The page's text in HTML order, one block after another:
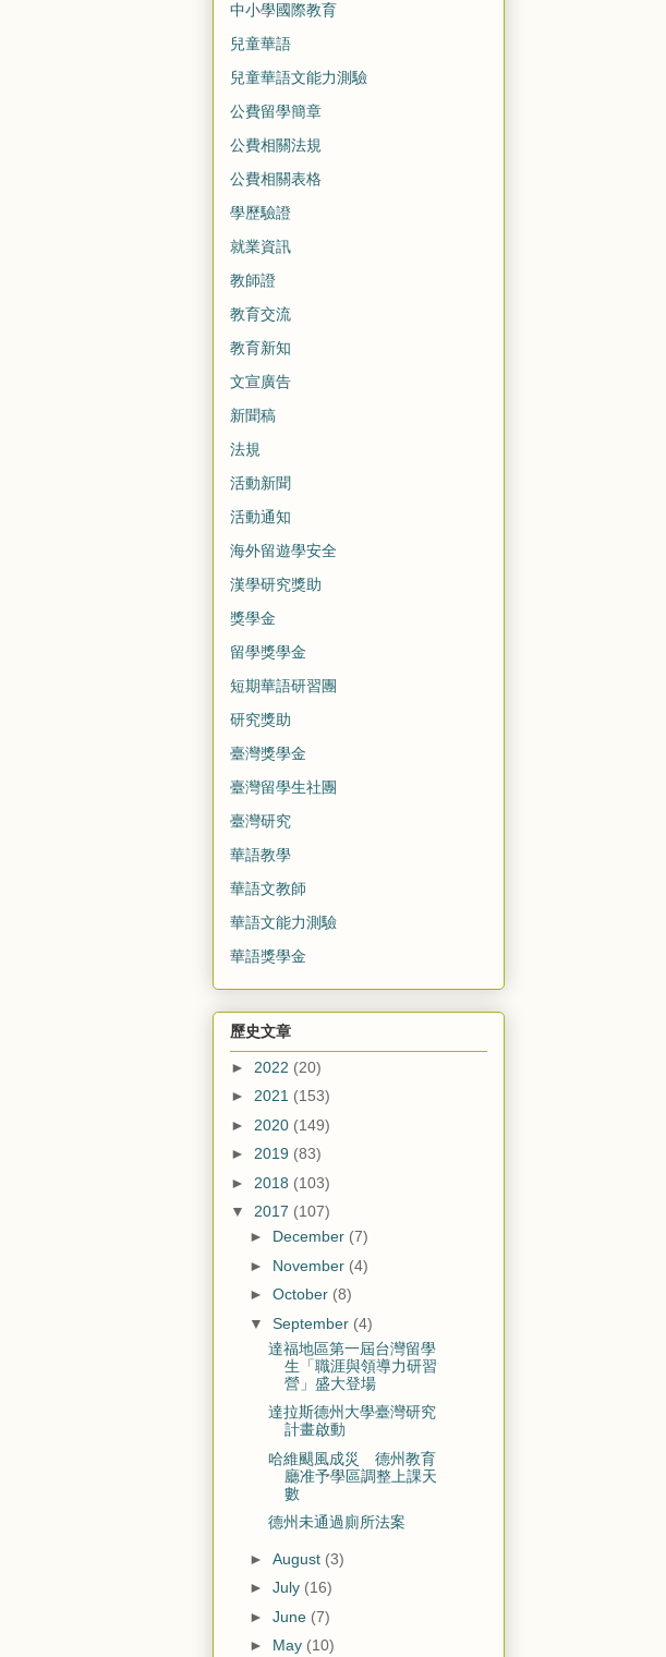
中小學國際教育
兒童華語
兒童華語文能力測驗
公費留學簡章
公費相關法規
公費相關表格
學歷驗證
就業資訊
教師證
教育交流
教育新知
文宣廣告
新聞稿
法規
活動新聞
活動通知
海外留遊學安全
漢學研究獎助
獎學金
留學獎學金
短期華語研習團
研究獎助
臺灣獎學金
臺灣留學生社團
臺灣研究
華語教學
華語文教師
華語文能力測驗
華語獎學金
歷史文章
► 2022 (20)
► 2021 (153)
► 2020 (149)
► 2019 (83)
► 2018 (103)
▼ 2017 (107)
► December (7)
► November (4)
► October (8)
▼ September (4)
達福地區第一屆台灣留學
生「職涯與領導力研習
營」盛大登場
達拉斯德州大學臺灣研究
計畫啟動
哈維颶風成災 德州教育
廳准予學區調整上課天
數
德州未通過廁所法案
► August (3)
► July (16)
► June (7)
► May (10)